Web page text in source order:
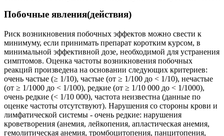
Побочные явления(действия)
Риск возникновения побочных эффектов можно свести к
минимуму, если принимать препарат коротким курсом, в
минимальной эффективной дозе, необходимой для устранения
симптомов. Оценка частоты возникновения побочных
реакций произведена на основании следующих критериев:
очень частые (≥ 1/10), частые (от ≥ 1/100 до < 1/10), нечастые
(от ≥ 1/1000 до < 1/100), редкие (от ≥ 1/10 000 до < 1/1000),
очень редкие (< 1/10 000), частота неизвестна (данные по
оценке частоты отсутствуют). Нарушения со стороны крови и
лимфатической системы - очень редкие: нарушения
кроветворения (анемия, лейкопения, апластическая анемия,
гемолитическая анемия, тромбоцитопения, панцитопения,